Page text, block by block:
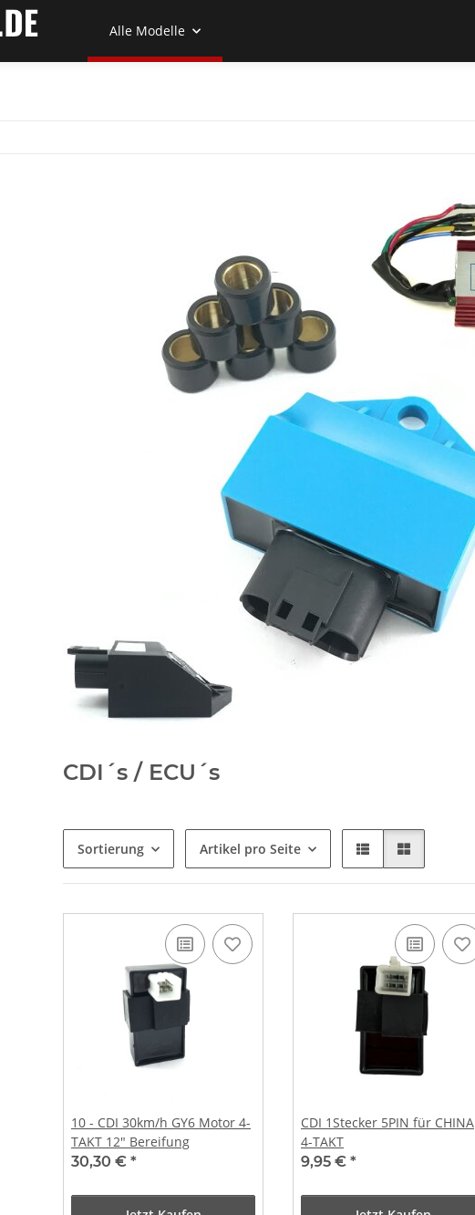
Alle Modelle
CDI´s / ECU´s
Sortierung Artikel pro Seite
10 - CDI 30km/h GY6 Motor 4-
TAKT 12" Bereifung
30,30 € *
CDI 1Stecker 5PIN für CHINA
4-TAKT
9,95 € *